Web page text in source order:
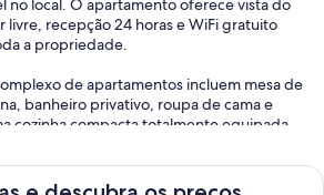
no local. O apartamento oferece vista do
livre, recepção 24 horas e WiFi gratuito
a propriedade.
de apartamentos incluem mesa de
banheiro privativo, roupa de cama e
cozinha compacta totalmente equipada